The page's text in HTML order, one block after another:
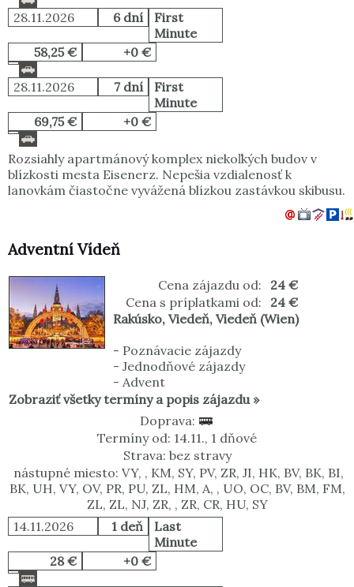
28.11.2026 6 dní
First
Minute
58,25 €
+0 €
28.11.2026 7 dní
First
Minute
69,75 €
+0 €
Rozsiahly apartmánový komplex niekoľkých budov v
blízkosti mesta Eisenerz. Nepešia vzdialenosť k
lanovkám čiastočne vyvážená blízkou zastávkou skibusu.
Adventní Vídeň
Cena zájazdu od:
24 €
Cena s príplatkami od:
24 €
Rakúsko, Viedeň, Viedeň (Wien)
- Poznávacie zájazdy
- Jednodňové zájazdy
- Advent
Zobraziť všetky termíny a popis zájazdu »
Doprava:
Termíny od: 14.11., 1 dňové
Strava: bez stravy
nástupné miesto: VY, , KM, SY, PV, ZR, JI, HK, BV, BK, BI,
BK, UH, VY, OV, PR, PU, ZL, HM, A, , UO, OC, BV, BM, FM,
ZL, ZL, NJ, ZR, , ZR, CR, HU, SY
14.11.2026
1 deň
Last
Minute
28 €
+0 €